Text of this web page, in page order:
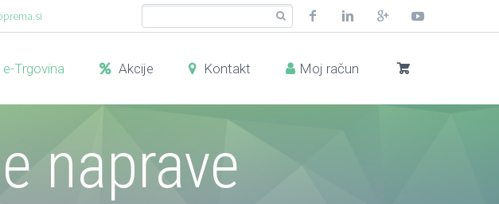
e-Trgovina Akcije Kontakt Moj račun
naprave